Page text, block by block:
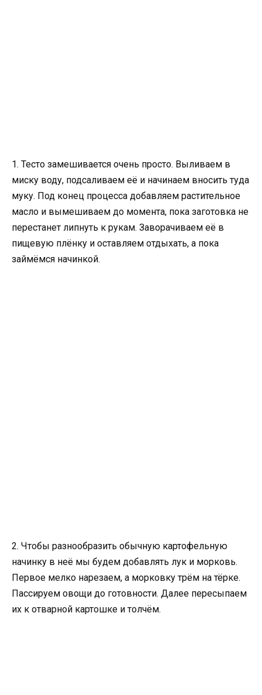
1. Тесто замешивается очень просто. Выливаем в
миску воду, подсаливаем её и начинаем вносить туда
муку. Под конец процесса добавляем растительное
масло и вымешиваем до момента, пока заготовка не
перестанет липнуть к рукам. Заворачиваем её в
пищевую плёнку и оставляем отдыхать, а пока
займёмся начинкой.
2. Чтобы разнообразить обычную картофельную
начинку в неё мы будем добавлять лук и морковь.
Первое мелко нарезаем, а морковку трём на тёрке.
Пассируем овощи до готовности. Далее пересыпаем
их к отварной картошке и толчём.